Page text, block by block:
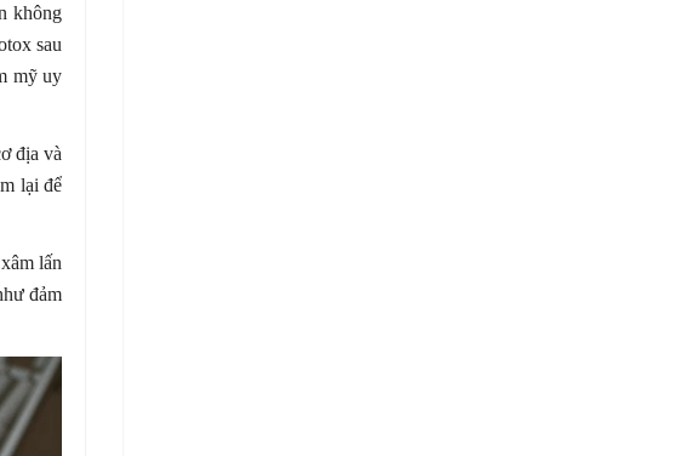
không
sau
mỹ uy
địa và
lại để
lấn
đảm